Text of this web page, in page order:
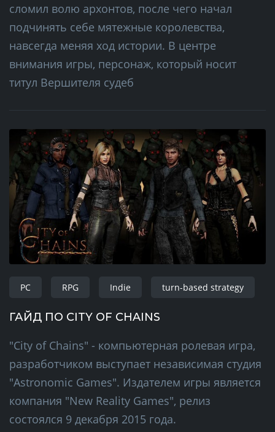
сломил волю архонтов, после чего начал
подчинять себе мятежные королевства,
навсегда меняя ход истории. В центре
внимания игры, персонаж, который носит
титул Вершителя судеб
PC RPG Indie turn-based strategy
ГАЙД ПО CITY OF CHAINS
"City of Chains" - компьютерная ролевая игра,
разработчиком выступает независимая студия
"Astronomic Games". Издателем игры является
компания "New Reality Games", релиз
состоялся 9 декабря 2015 года.